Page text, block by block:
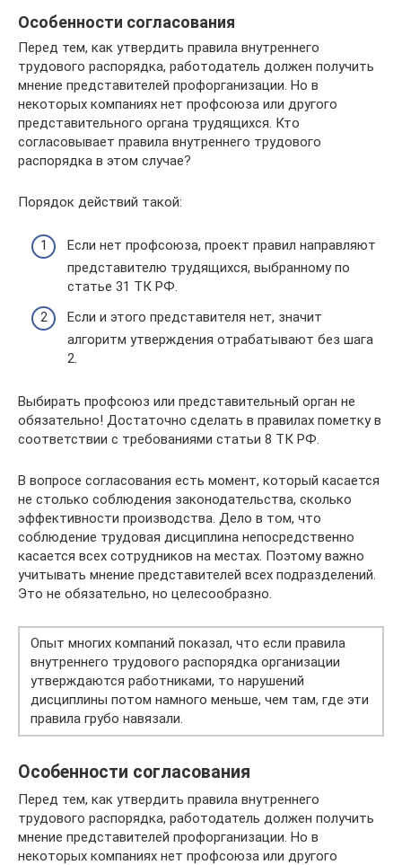
Особенности согласования
Перед тем, как утвердить правила внутреннего
трудового распорядка, работодатель должен получить
мнение представителей профорганизации. Но в
некоторых компаниях нет профсоюза или другого
представительного органа трудящихся. Кто
согласовывает правила внутреннего трудового
распорядка в этом случае?
Порядок действий такой:
Если нет профсоюза, проект правил направляют
представителю трудящихся, выбранному по
статье 31 ТК РФ.
Если и этого представителя нет, значит
алгоритм утверждения отрабатывают без шага
2.
Выбирать профсоюз или представительный орган не
обязательно! Достаточно сделать в правилах пометку в
соответствии с требованиями статьи 8 ТК РФ.
В вопросе согласования есть момент, который касается
не столько соблюдения законодательства, сколько
эффективности производства. Дело в том, что
соблюдение трудовая дисциплина непосредственно
касается всех сотрудников на местах. Поэтому важно
учитывать мнение представителей всех подразделений.
Это не обязательно, но целесообразно.
Опыт многих компаний показал, что если правила
внутреннего трудового распорядка организации
утверждаются работниками, то нарушений
дисциплины потом намного меньше, чем там, где эти
правила грубо навязали.
Особенности согласования
Перед тем, как утвердить правила внутреннего
трудового распорядка, работодатель должен получить
мнение представителей профорганизации. Но в
некоторых компаниях нет профсоюза или другого